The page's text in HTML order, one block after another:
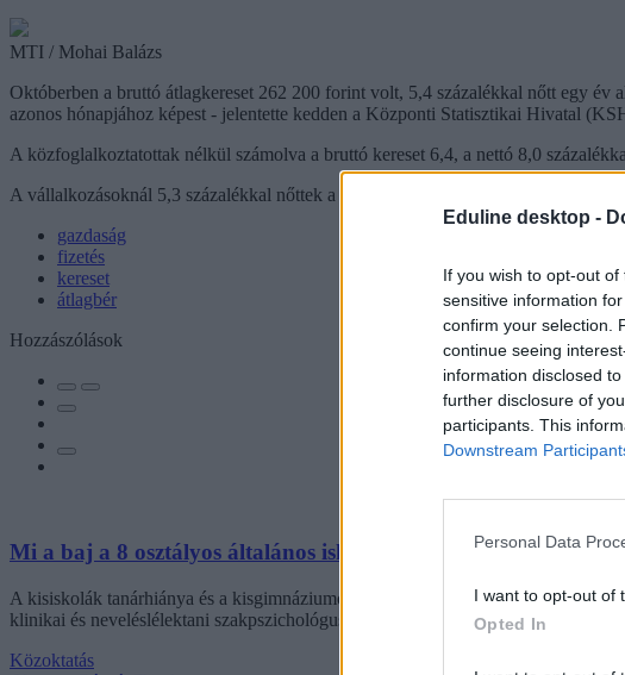
Eduline desktop -
If you wish to opt-out
sensitive information
confirm your selection.
continue seeing
information disclosed
further disclosure of
participants. This
Downstream
Personal Data
I want to opt-out of
Opted In
MTI / Mohai Balázs
Októberben a bruttó átlagkereset 262 200 forint volt, 5,4 százalékkal nőtt egy év
azonos hónapjához képest - jelentette kedden a Központi Statisztikai Hivatal
A közfoglalkoztatottak nélkül számolva a bruttó kereset 6,4, a nettó 8,0
A vállalkozásoknál 5,3 százalékkal nőttek a bruttó és 6,9 százalékkal a nettó
gazdaság
fizetés
kereset
átlagbér
Hozzászólások
Mi a baj a 8 osztályos általános iskolával, és mi jöhet helyette?
A kisiskolák tanárhiánya és a kisgimnáziumok elitképzővé válása nem
klinikai és neveléslélektani szakpszichológus, egyetemi tanár szerint.
Közoktatás